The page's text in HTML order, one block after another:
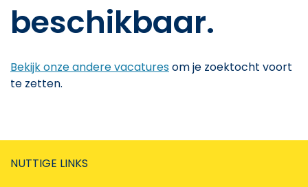
beschikbaar.
Bekijk onze andere vacaturesom je zoektocht voort
te zetten.
NUTTIGE LINKS